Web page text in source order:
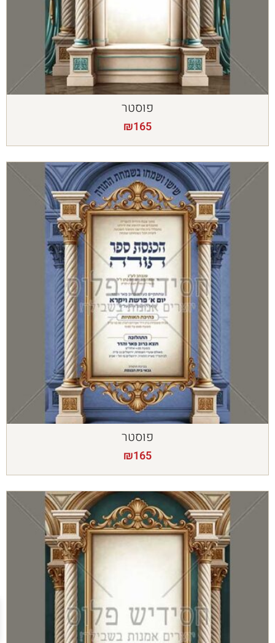
פוסטר
₪165
פוסטר
₪165